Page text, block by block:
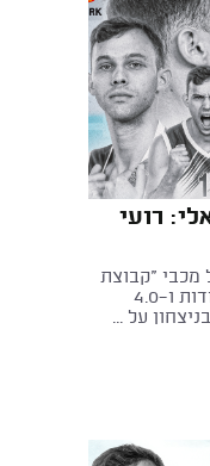
רועי
מכבי "קבוצת
כנען" רמת גן עם 13.5 נקודות ו־4.0
על ...